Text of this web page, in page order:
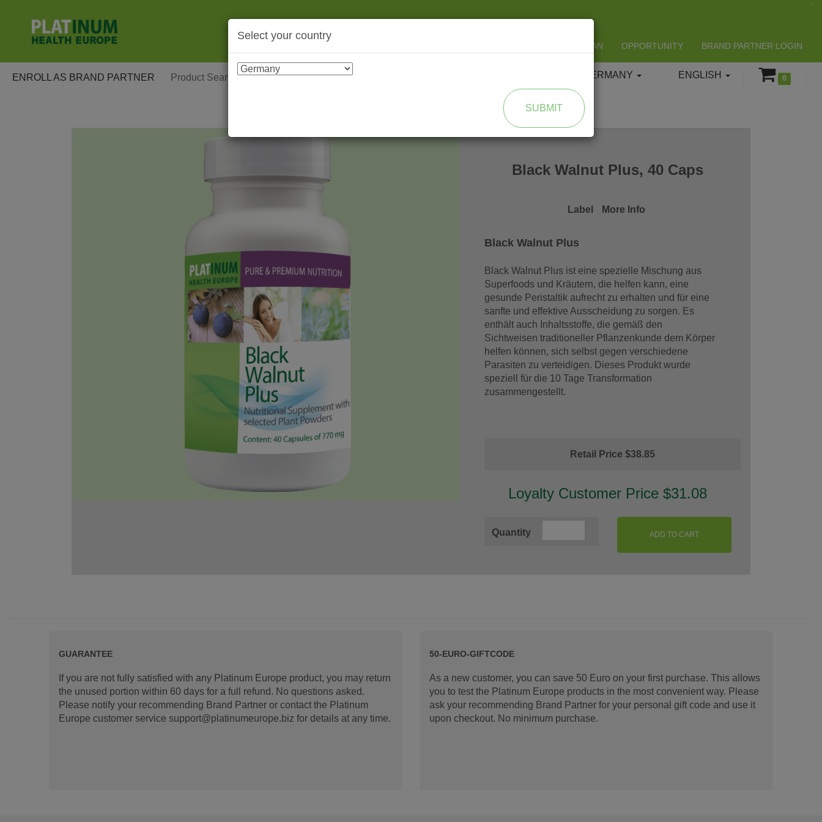
LIFESPAN OPPORTUNITY BRAND PARTNER LOGIN
ENROLL AS BRAND PARTNER 0
ENGLISH
GERMANY
Black Walnut Plus, 40 Caps
Label More Info
Black Walnut Plus
Black Walnut Plus ist eine spezielle Mischung aus
Superfoods und Kräutern, die helfen kann, eine
gesunde Peristaltik aufrecht zu erhalten und für eine
sanfte und effektive Ausscheidung zu sorgen. Es
enthält auch Inhaltsstoffe, die gemäß den
Sichtweisen traditioneller Pflanzenkunde dem Körper
helfen können, sich selbst gegen verschiedene
Parasiten zu verteidigen. Dieses Produkt wurde
speziell für die 10 Tage Transformation
zusammengestellt.
Retail Price $38.85
Loyalty Customer Price $31.08
Quantity ADD TO CART
GUARANTEE
If you are not fully satisfied with any Platinum Europe product, you may return
the unused portion within 60 days for a full refund. No questions asked.
Please notify your recommending Brand Partner or contact the Platinum
Europe customer service support@platinumeurope.biz for details at any time.
50-EURO-GIFTCODE
As a new customer, you can save 50 Euro on your first purchase. This allows
you to test the Platinum Europe products in the most convenient way. Please
ask your recommending Brand Partner for your personal gift code and use it
upon checkout. No minimum purchase.
Select your country
SUBMIT